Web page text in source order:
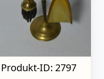
Produkt-ID: 2797